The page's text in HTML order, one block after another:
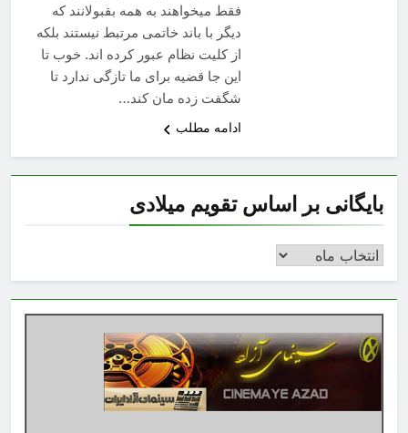
فقط میخواهند به همه بقبولانند که
دیگر با باند خاتمی مرتبط نیستند بلکه
از کلیت نظام عبور کرده اند. خوب تا
این جا قضیه برای ما تازگی ندارد تا
شگفت زده مان کند…
ادامه مطلب
بایگانی بر اساس تقویم میلادی
بایگانی
اساس
تقویم
میلادی